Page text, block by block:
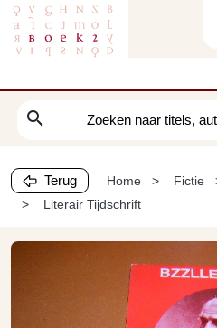
search
Terug Home Fictie
Literair Tijdschrift